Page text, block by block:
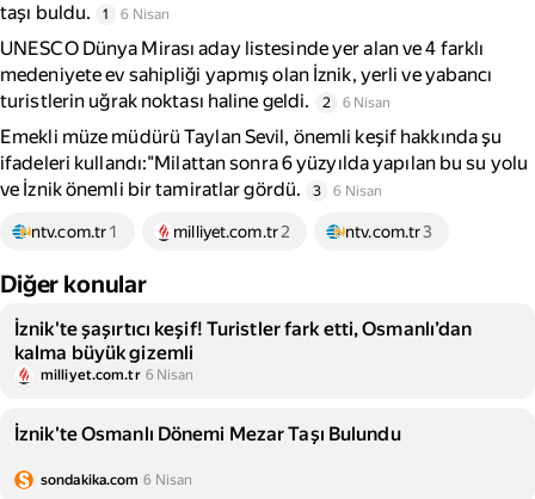
taşı buldu.
1 6 Nisan
UNESCO Dünya Mirası aday listesinde yer alan ve 4 farklı
medeniyete ev sahipliği yapmış olan İznik, yerli ve yabancı
turistlerin uğrak noktası haline geldi.
2 6 Nisan
Emekli müze müdürü Taylan Sevil, önemli keşif hakkında şu
ifadeleri kullandı:"Milattan sonra 6 yüzyılda yapılan bu su yolu
ve İznik önemli bir tamiratlar gördü.
3 6 Nisan
ntv.com.tr1 milliyet.com.tr2 ntv.com.tr3
Diğer konular
İznik'te şaşırtıcı keşif! Turistler fark etti, Osmanlı’dan
kalma büyük gizemli
milliyet.com.tr 6 Nisan
İznik'te Osmanlı Dönemi Mezar Taşı Bulundu
sondakika.com 6 Nisan